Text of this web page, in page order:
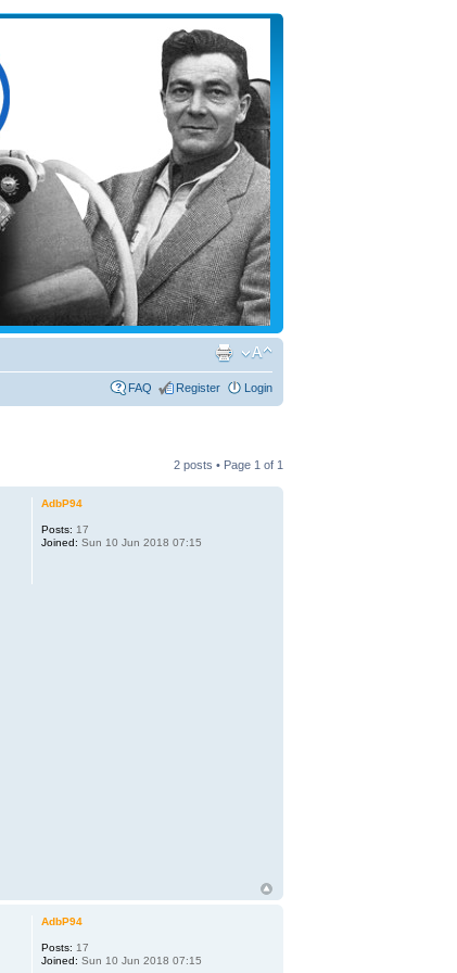
FAQ Register Login
2 posts • Page 1 of 1
AdbP94
Posts: 17
Joined: Sun 10 Jun 2018 07:15
AdbP94
Posts: 17
Joined: Sun 10 Jun 2018 07:15